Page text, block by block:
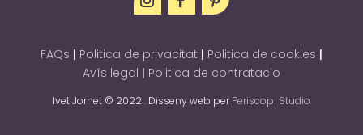
FAQs | Politica de privacitat | Politica de cookies |
Avís legal | Politica de contratacio
Ivet Jornet © 2022 . Disseny web perPeriscopi Studio